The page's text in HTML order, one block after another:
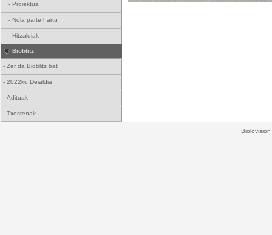
- Proiektua
- Nola parte hartu
- Hitzaldiak
Bioblitz
- Zer da Bioblitz bat
- 2022ko Deialdia
- Adituak
- Txostenak
Biolovision